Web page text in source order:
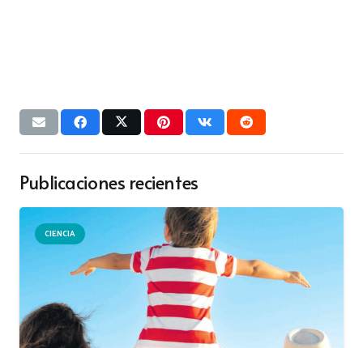
Publicaciones recientes
CIENCIA